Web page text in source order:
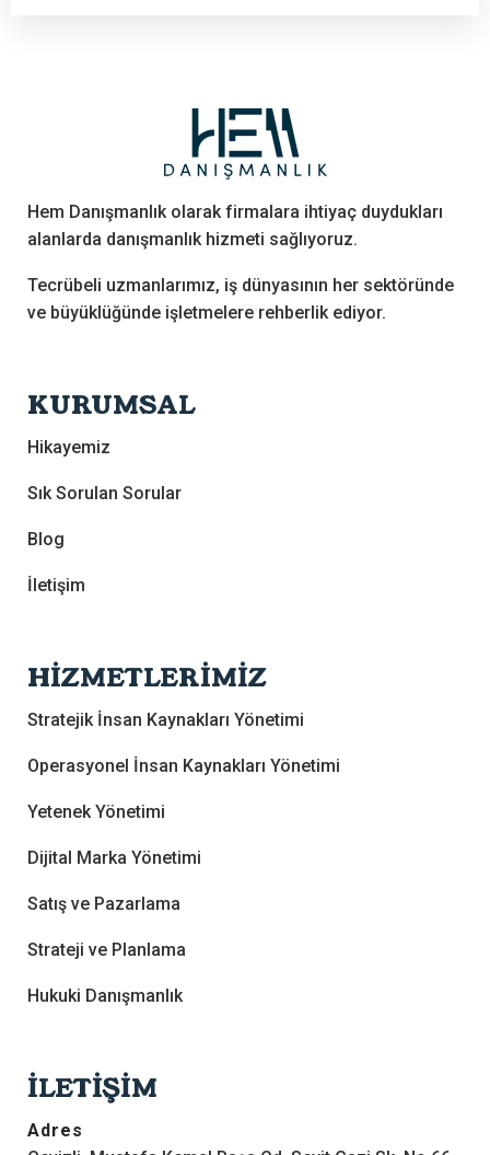
Hem Danışmanlık olarak firmalara ihtiyaç duydukları
alanlarda danışmanlık hizmeti sağlıyoruz.
Tecrübeli uzmanlarımız, iş dünyasının her sektöründe
ve büyüklüğünde işletmelere rehberlik ediyor.
KURUMSAL
Hikayemiz
Sık Sorulan Sorular
Blog
İletişim
HİZMETLERİMİZ
Stratejik İnsan Kaynakları Yönetimi
Operasyonel İnsan Kaynakları Yönetimi
Yetenek Yönetimi
Dijital Marka Yönetimi
Satış ve Pazarlama
Strateji ve Planlama
Hukuki Danışmanlık
İLETİŞİM
Adres